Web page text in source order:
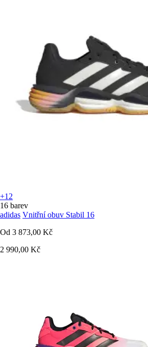
+12
16 barev
adidas Vnitřní obuv Stabil 16
Od 3 873,00 Kč
2 990,00 Kč